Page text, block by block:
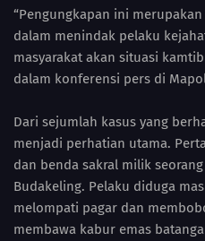
“Pengungkapan ini
dalam menindak pelaku
masyarakat akan situasi
dalam konferensi pers di
Dari sejumlah kasus yang
menjadi perhatian utama.
dan benda sakral milik
Budakeling. Pelaku diduga
melompati pagar dan
membawa kabur emas